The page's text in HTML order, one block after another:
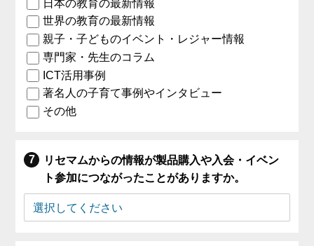
日本の教育の最新情報
世界の教育の最新情報
親子・子どものイベント・レジャー情報
専門家・先生のコラム
ICT活用事例
著名人の子育て事例やインタビュー
その他
リセマムからの情報が製品購入や入会・イベン
ト参加につながったことがありますか。